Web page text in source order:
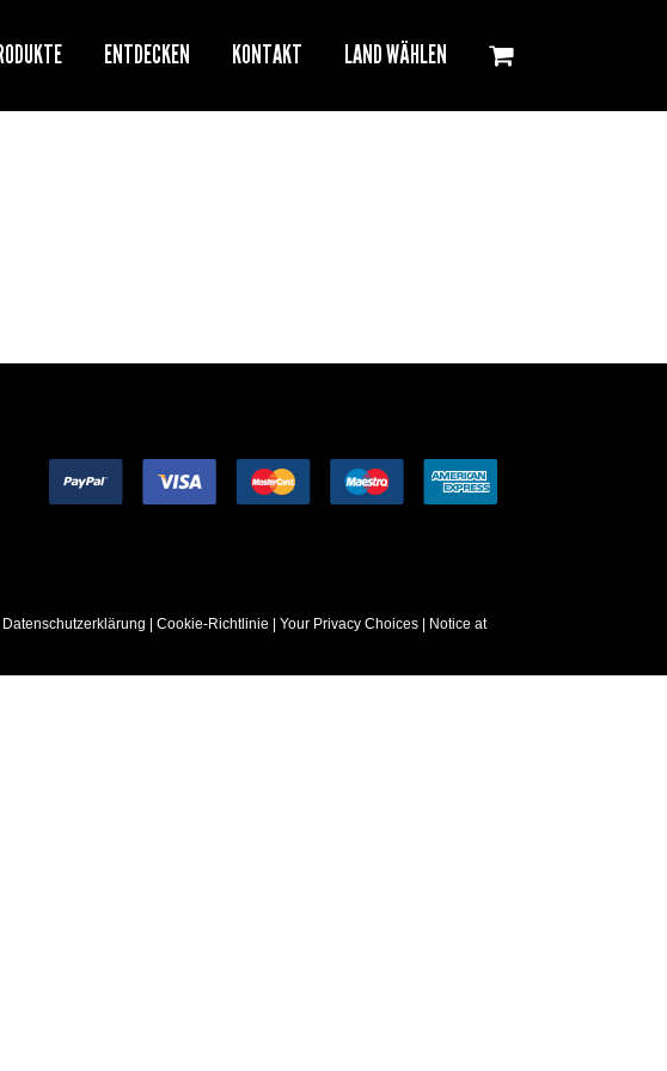
ENTDECKEN KONTAKT LAND WÄHLEN
Datenschutzerklärung Cookie-Richtlinie Your Privacy Choices
Notice at